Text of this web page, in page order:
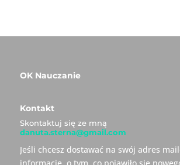
OK Nauczanie
Kontakt
Skontaktuj się ze mną
danuta.sterna@gmail.com
Jeśli chcesz dostawać na swój adres